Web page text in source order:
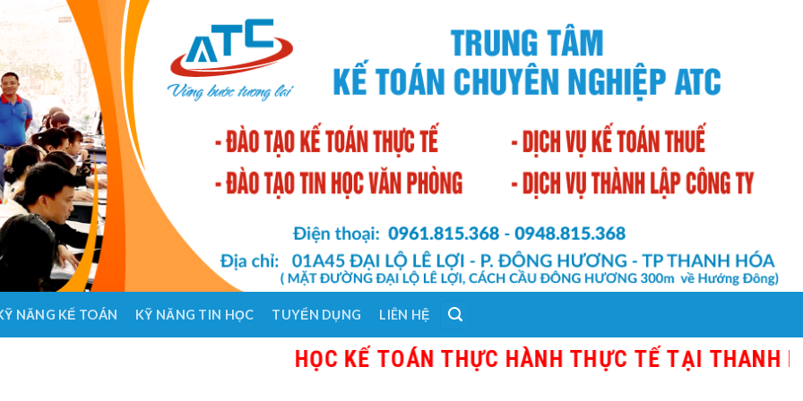
NĂNG KẾ TOÁN KỸ NĂNG TIN HỌC TUYỂN DỤNG LIÊN HỆ
HỌC KẾ TOÁN THỰC HÀNH THỰC TẾ TẠI THANH HÓA